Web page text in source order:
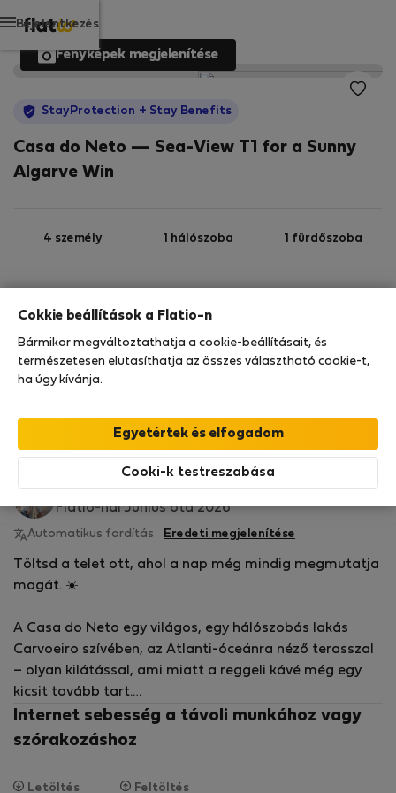
Bejelentkezés
Fényképek megjelenítése
StayProtection + Stay Benefits
Casa do Neto — Sea-View T1 for a Sunny
Algarve Win
4 személy 1 hálószoba 1 fürdőszoba
StayProtection Stay Benefits
Az Ön tartózkodását ebben az ingatlanban a
tartalmazza a Stay Benefits csomagot!Bővebben
Bérelhető lakások - Carvoeiro
Joel M.
Flatio-nál Június óta 2026
Automatikus fordítás Eredeti megjelenítése
Töltsd a telet ott, ahol a nap még mindig megmutatja
magát. ☀️
A Casa do Neto egy világos, egy hálószobás lakás
Carvoeiro szívében, az Atlanti-óceánra néző terasszal
– olyan kilátással, ami miatt a reggeli kávé még egy
kicsit tovább tart.
Ez egy teljesen berendezett T1, amely az első naptól
Internet sebesség a távoli munkához vagy
szórakozáshoz
Letöltés Feltöltés
Cokkie beállítások a Flatio-n
Bármikor megváltoztathatja a cookie-beállításait, és
természetesen elutasíthatja az összes választható cookie-t,
ha úgy kívánja.
Cooki-k testreszabása